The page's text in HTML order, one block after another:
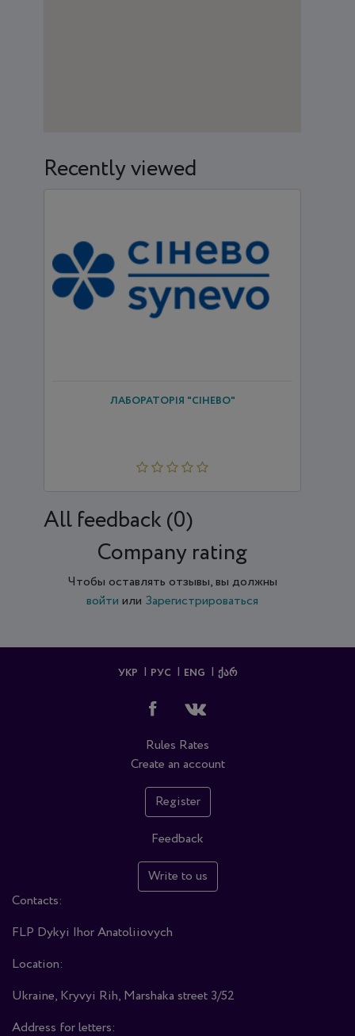
Recently viewed
ЛАБОРАТОРІЯ "СІНЕВО"
All feedback (0)
Company rating
Чтобы оставлять отзывы, вы должны
войти или Зарегистрироваться
УКР РУС ENG ᲥᲐᲠ
Rules Rates
Create an account
Register
Feedback
Write to us
Contacts:
FLP Dykyi Ihor Anatoliiovych
Location:
Ukraine, Kryvyi Rih, Marshaka street 3/52
Address for letters: